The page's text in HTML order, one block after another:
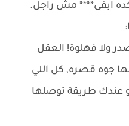
ابقى**** مش راجل.
ولا فهلوة! العقل
جوه قصره, كل اللي
عندك طريقة توصلها